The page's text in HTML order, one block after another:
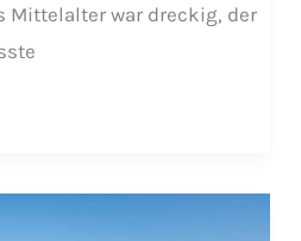
Mittelalter war dreckig, der